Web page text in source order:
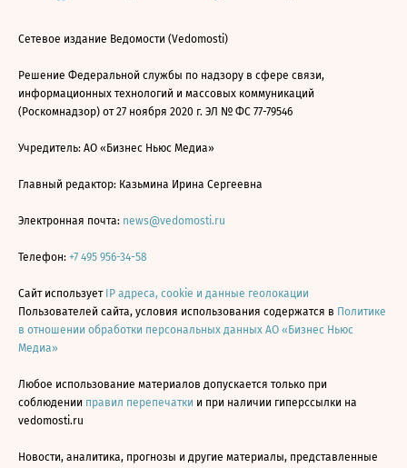
Сетевое издание Ведомости (Vedomosti)
Решение Федеральной службы по надзору в сфере связи,
информационных технологий и массовых коммуникаций
(Роскомнадзор) от 27 ноября 2020 г. ЭЛ № ФС 77-79546
Учредитель: АО «Бизнес Ньюс Медиа»
Главный редактор: Казьмина Ирина Сергеевна
Электронная почта: news@vedomosti.ru
Телефон: +7 495 956-34-58
Сайт использует IP адреса, cookie и данные геолокации
Пользователей сайта, условия использования содержатся в Политике
в отношении обработки персональных данных АО «Бизнес Ньюс
Медиа»
Любое использование материалов допускается только при
соблюдении правил перепечатки и при наличии гиперссылки на
vedomosti.ru
Новости, аналитика, прогнозы и другие материалы, представленные